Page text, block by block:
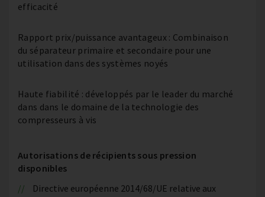
efficacité
Rapport prix/puissance avantageux : Combinaison
du séparateur primaire et secondaire pour une
utilisation dans des systèmes noyés
Haute fiabilité : développés par le leader du marché
dans dans le domaine de la technologie des
compresseurs à vis
Autorisations de récipients sous pression
disponibles
Directive européenne 2014/68/UE relative aux